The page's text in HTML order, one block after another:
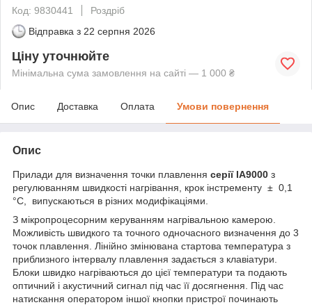
Код: 9830441
Роздріб
Відправка з 22 серпня 2026
Ціну уточнюйте
Мінімальна сума замовлення на сайті — 1 000 ₴
Опис Доставка Оплата Умови повернення
Опис
Прилади для визначення точки плавлення серії IA9000 з
регулюванням швидкості нагрівання, крок інстременту ± 0,1
°C, випускаються в різних модифікаціями.
З мікропроцесорним керуванням нагрівальною камерою.
Можливість швидкого та точного одночасного визначення до 3
точок плавлення. Лінійно змінювана стартова температура з
приблизного інтервалу плавлення задається з клавіатури.
Блоки швидко нагріваються до цієї температури та подають
оптичний і акустичний сигнал під час її досягнення. Під час
натискання оператором іншої кнопки пристрої починають